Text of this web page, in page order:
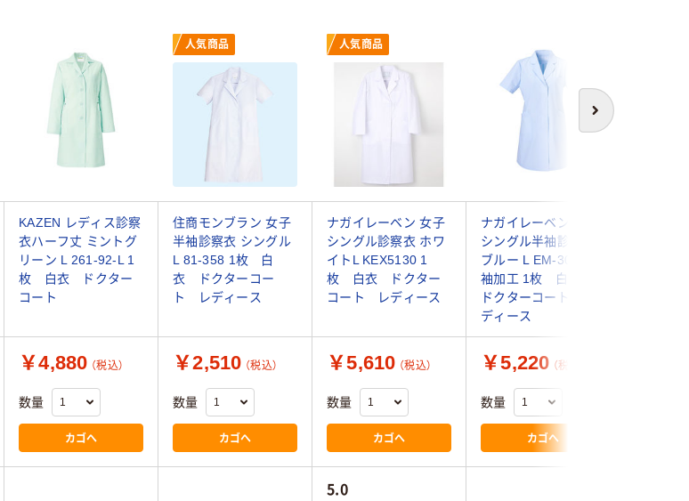
次へ
人気商品 人気商品
KAZEN レディス診察
衣ハーフ丈 ミントグ
リーン L 261-92-L 1
枚 白衣 ドクター
コート
住商モンブラン 女子
半袖診察衣 シングル
L 81-358 1枚 白
衣 ドクターコー
ト レディース
ナガイレーベン 女子
シングル診察衣 ホワ
イトL KEX5130 1
枚 白衣 ドクター
コート レディース
ナガイレーベン 女子
シングル半袖診察衣
ブルー L EM-3035 半
袖加工 1枚 白衣
ドクターコート レ
ディース
￥4,880 （税込）
数量
カゴへ
￥2,510 （税込）
数量
カゴへ
￥5,610 （税込）
数量
カゴへ
￥5,220 （税込）
数量
カゴへ
5.0